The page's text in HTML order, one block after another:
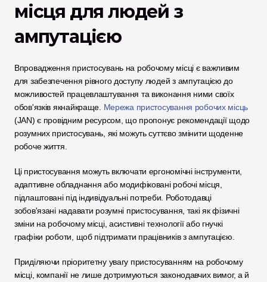
місця для людей з
ампутацією
Впровадження пристосувань на робочому місці є важливим
для забезпечення рівного доступу людей з ампутацією до
можливостей працевлаштування та виконання ними своїх
обов'язків якнайкраще. Мережа пристосування робочих місць
(JAN) є провідним ресурсом, що пропонує рекомендації щодо
розумних пристосувань, які можуть суттєво змінити щоденне
робоче життя.
Ці пристосування можуть включати ергономічні інструменти,
адаптивне обладнання або модифіковані робочі місця,
підлаштовані під індивідуальні потреби. Роботодавці
зобов'язані надавати розумні пристосування, такі як фізичні
зміни на робочому місці, асистивні технології або гнучкі
графіки роботи, щоб підтримати працівників з ампутацією.
Приділяючи пріоритетну увагу пристосуванням на робочому
місці, компанії не лише дотримуються законодавчих вимог, а й